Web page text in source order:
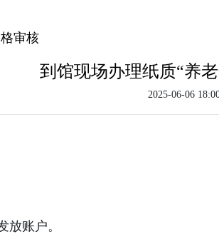
审核
到馆现场办理纸质“养
2025-06-06
放账户。